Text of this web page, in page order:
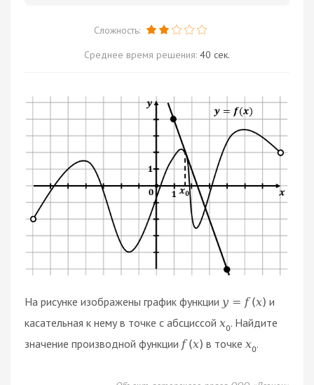
Сложность:
Среднее время решения: 40 сек.
На рисунке изображены график функции y = f (x) и
касательная к нему в точке с абсциссой x0. Найдите
значение производной функции f (x) в точке x0.